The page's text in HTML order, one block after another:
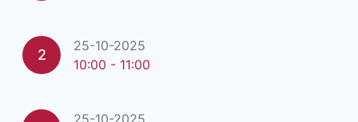
2
25-10-2025
10:00 - 11:00
25-10-2025